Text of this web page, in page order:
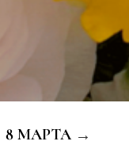
8 МАРТА →